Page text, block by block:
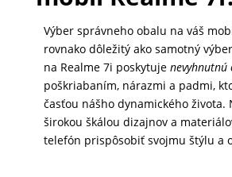
GAMING
AUTOPRÍSLUŠENSTVO
Výber správneho obalu na váš
rovnako dôležitý ako samotný
na Realme 7i poskytuje nevyhnutnú
poškriabaním, nárazmi a padmi,
časťou nášho dynamického života.
širokou škálou dizajnov a
telefón prispôsobiť svojmu štýlu a